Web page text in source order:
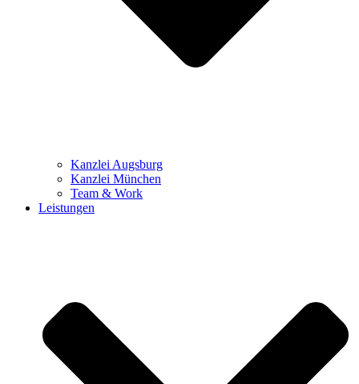
Kanzlei Augsburg
Kanzlei München
Team & Work
Leistungen